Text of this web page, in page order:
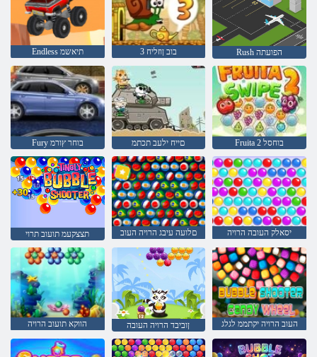
Endless תיאשמ 3 בוב ןוזליח Rush הפועתה
Fury בוחר ץורמ םייח ילעב תכתמ Fruita 2 בוחסל
תצצקעמ תועוב תרוי םלועה עיבג הרויה העוב יסאלק העובה הרויה
הווקא תועוב הרויה ןוביבד הרויה העובה העוב הרויה יקתממ לגלג